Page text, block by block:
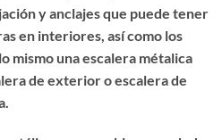
y anclajes que puede tener
en interiores, así como los
mismo una escalera métalica
de exterior o escalera de